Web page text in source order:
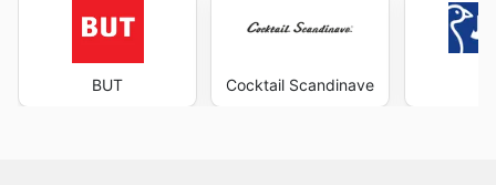
BUT Cocktail Scandinave